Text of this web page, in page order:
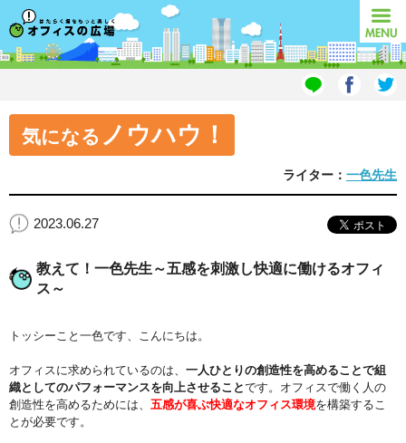
オフィスの広場 MENU
気になる ノウハウ！
ライター： 一色先生
2023.06.27
教えて！一色先生～五感を刺激し快適に働けるオフィ
ス～
トッシーこと一色です、こんにちは。
オフィスに求められているのは、 一人ひとりの創造性を高めることで組
織としてのパフォーマンスを向上させることです。オフィスで働く人の
創造性を高めるためには、 五感が喜ぶ快適なオフィス環境を構築するこ
とが必要です。